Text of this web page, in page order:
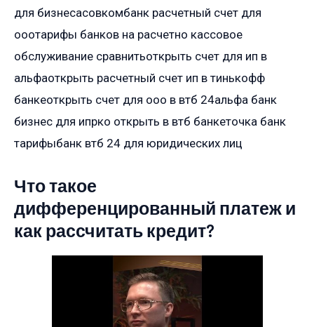
для бизнесасовкомбанк расчетный счет для
ооотарифы банков на расчетно кассовое
обслуживание сравнитьоткрыть счет для ип в
альфаоткрыть расчетный счет ип в тинькофф
банкеоткрыть счет для ооо в втб 24альфа банк
бизнес для ипрко открыть в втб банкеточка банк
тарифыбанк втб 24 для юридических лиц
Что такое
дифференцированный платеж и
как рассчитать кредит?